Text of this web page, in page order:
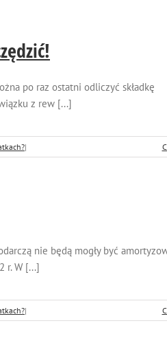
po raz ostatni odliczyć składkę
z rew [...]
|
nie będą mogły być
r. W [...]
|